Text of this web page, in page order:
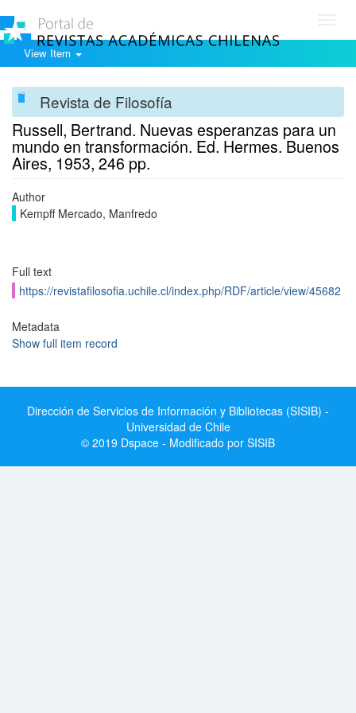
View Item
Revista de Filosofía
Russell, Bertrand. Nuevas esperanzas para un
mundo en transformación. Ed. Hermes. Buenos
Aires, 1953, 246 pp.
Author
Kempff Mercado, Manfredo
Full text
https://revistafilosofia.uchile.cl/index.php/RDF/article/view/45682
Metadata
Show full item record
Dirección de Servicios de Información y Bibliotecas (SISIB) -
Universidad de Chile
© 2019 Dspace - Modificado por SISIB